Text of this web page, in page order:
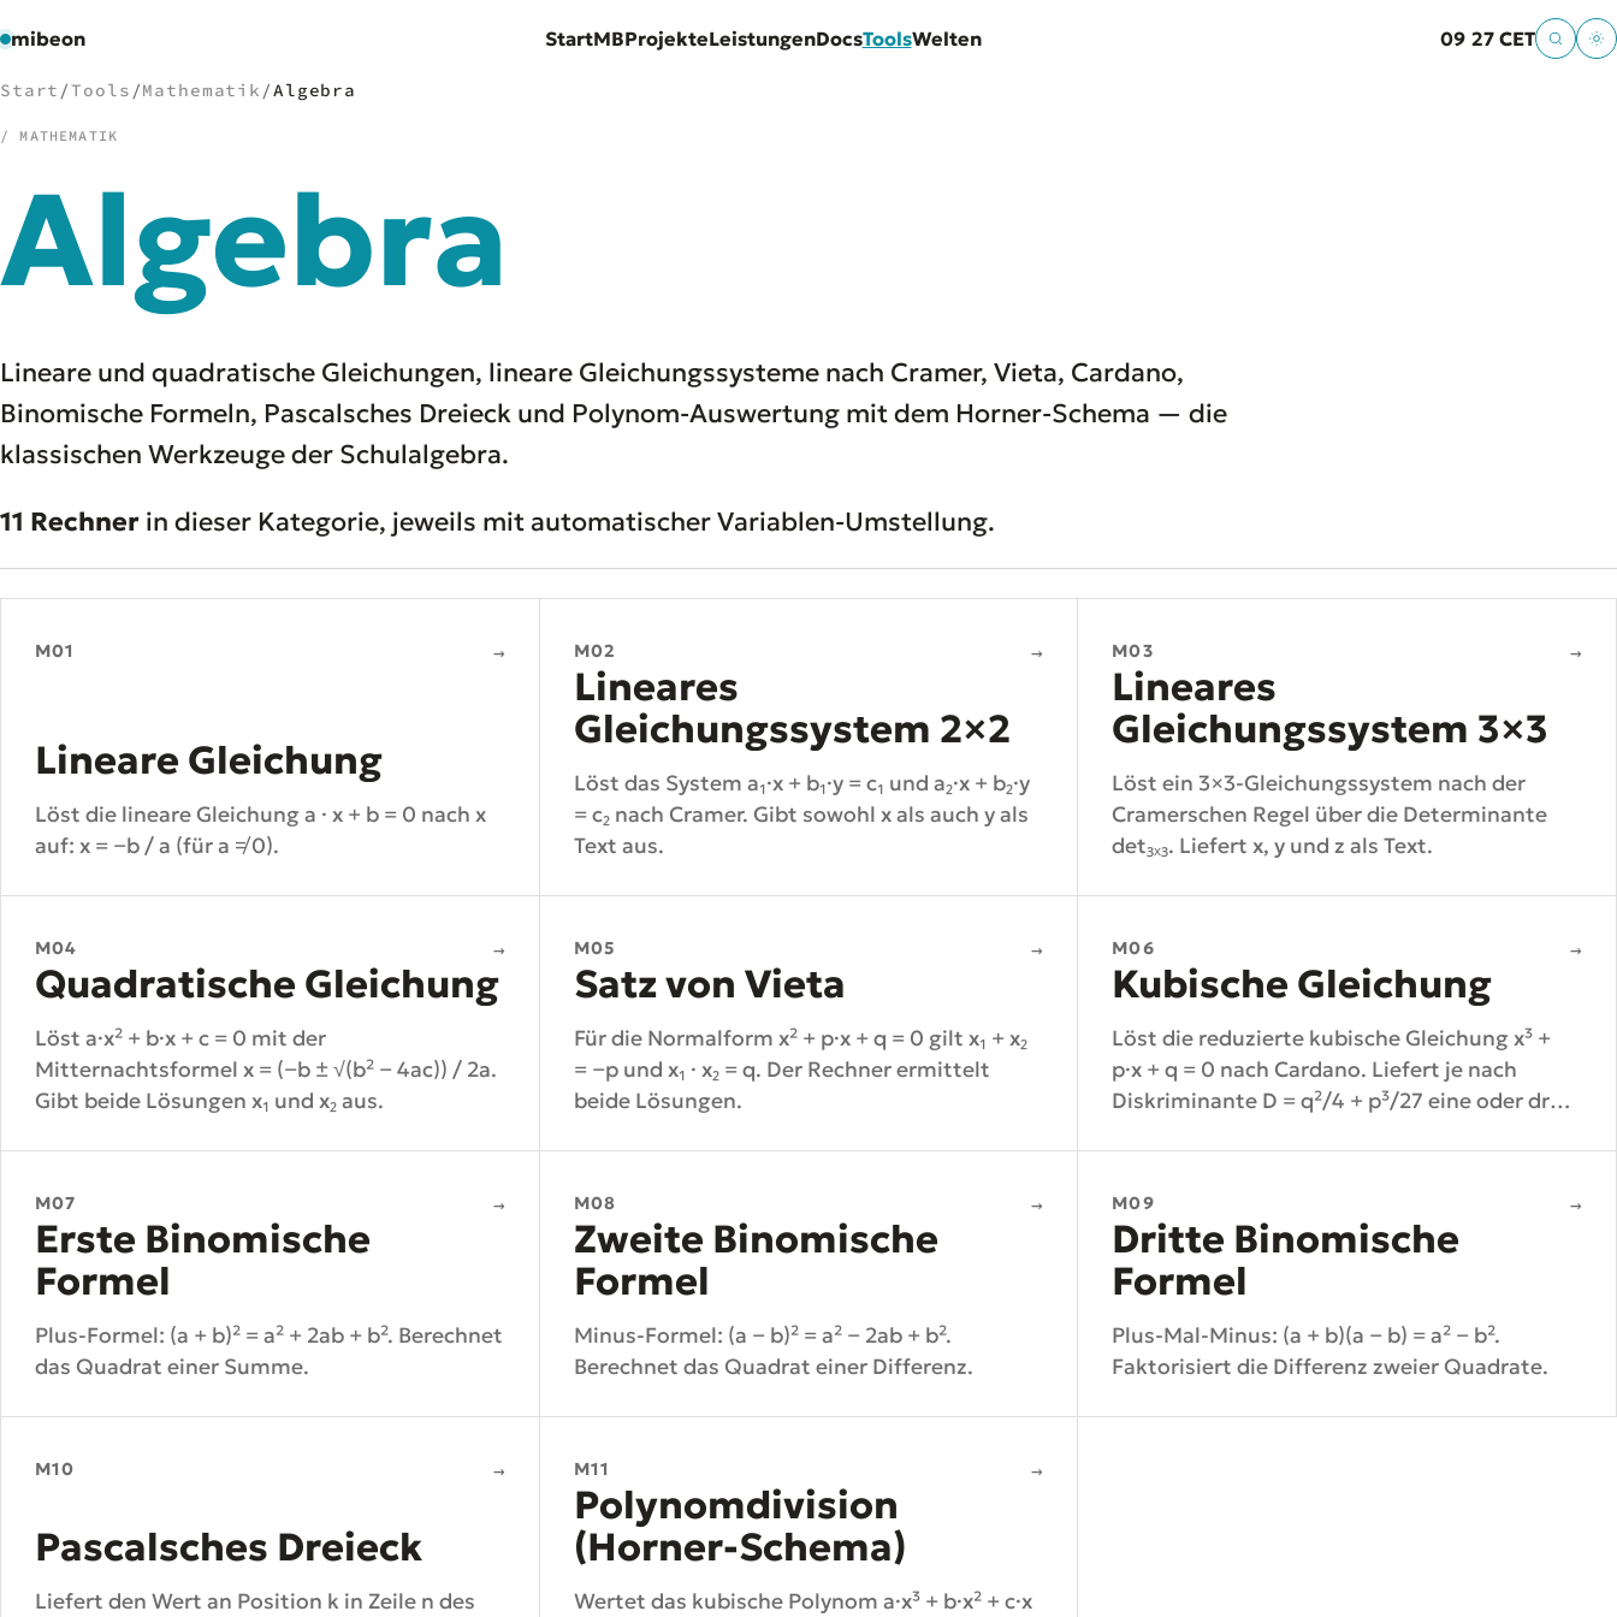
mibeon StartMBProjekteLeistungenDocsToolsWelten 09: 28 CET
Start
02MB
04Leistungen
Docs
06Tools
07Welten
Start /Tools /Mathematik /Algebra
/ MATHEMATIK
Algebra
Lineare und quadratische Gleichungen, lineare Gleichungssysteme nach Cramer, Vieta, Cardano,
Binomische Formeln, Pascalsches Dreieck und Polynom-Auswertung mit dem Horner-Schema — die
klassischen Werkzeuge der Schulalgebra.
11 Rechner in dieser Kategorie, jeweils mit automatischer Variablen-Umstellung.
M01 →
Lineare Gleichung
Löst die lineare Gleichung a · x + b = 0 nach x
auf: x = −b / a (für a ≠ 0).
M02 →
Lineares
Gleichungssystem 2×2
Löst das System a₁·x + b₁·y = c₁ und a₂·x + b₂·y
= c₂ nach Cramer. Gibt sowohl x als auch y als
Text aus.
M03 →
Lineares
Gleichungssystem 3×3
Löst ein 3×3-Gleichungssystem nach der
Cramerschen Regel über die Determinante
det₃ₓ₃. Liefert x, y und z als Text.
M04 →
Quadratische Gleichung
Löst a·x² + b·x + c = 0 mit der
Mitternachtsformel x = (−b ± √(b² − 4ac)) / 2a.
Gibt beide Lösungen x₁ und x₂ aus.
M05 →
Satz von Vieta
Für die Normalform x² + p·x + q = 0 gilt x₁ + x₂
= −p und x₁ · x₂ = q. Der Rechner ermittelt
beide Lösungen.
M06 →
Kubische Gleichung
Löst die reduzierte kubische Gleichung x³ +
p·x + q = 0 nach Cardano. Liefert je nach
Diskriminante D = q²/4 + p³/27 eine oder drei
M07 →
Erste Binomische
Formel
Plus-Formel: (a + b)² = a² + 2ab + b². Berechnet
das Quadrat einer Summe.
M08 →
Zweite Binomische
Formel
Minus-Formel: (a − b)² = a² − 2ab + b².
Berechnet das Quadrat einer Differenz.
M09 →
Dritte Binomische
Formel
Plus-Mal-Minus: (a + b)(a − b) = a² − b².
Faktorisiert die Differenz zweier Quadrate.
M10 →
Pascalsches Dreieck
Liefert den Wert an Position k in Zeile n des
M11 →
Polynomdivision
(Horner-Schema)
Wertet das kubische Polynom a·x³ + b·x² + c·x